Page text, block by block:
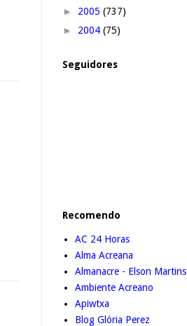
► 2005 (737)
► 2004 (75)
Seguidores
Recomendo
AC 24 Horas
Alma Acreana
Almanacre - Elson Martins
Ambiente Acreano
Apiwtxa
Blog Glória Perez